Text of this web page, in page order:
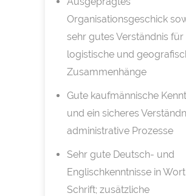
Organisationsgeschick
sehr gutes Verständnis für
logistische und
Zusammenhänge
Gute kaufmännische
und ein sicheres
administrative Prozesse
Sehr gute Deutsch- und
Englischkenntnisse in
Schrift; zusätzliche